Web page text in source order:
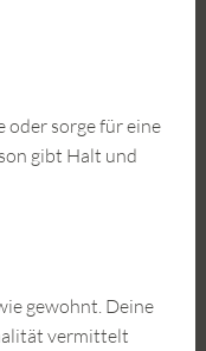
oder sorge für eine
gibt Halt und
gewohnt. Deine
vermittelt